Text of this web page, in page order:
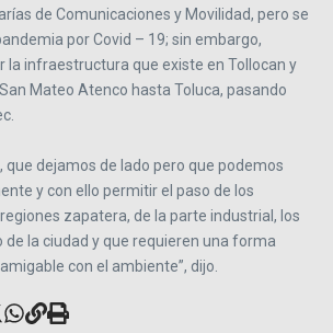
de Comunicaciones y Movilidad, pero se
por Covid – 19; sin embargo,
la infraestructura que existe en Tollocan y
Mateo Atenco hasta Toluca, pasando
que dejamos de lado pero que podemos
y con ello permitir el paso de los
zapatera, de la parte industrial, los
de la ciudad y que requieren una forma
con el ambiente”, dijo.